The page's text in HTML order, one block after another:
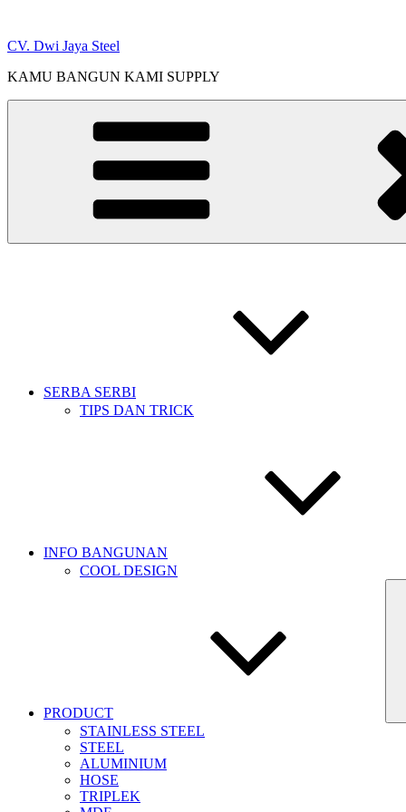
content
CV. Dwi Jaya Steel
KAMU BANGUN KAMI SUPPLY
SERBA SERBI
TIPS DAN TRICK
INFO BANGUNAN
COOL DESIGN
PRODUCT
STAINLESS STEEL
STEEL
ALUMINIUM
HOSE
TRIPLEK